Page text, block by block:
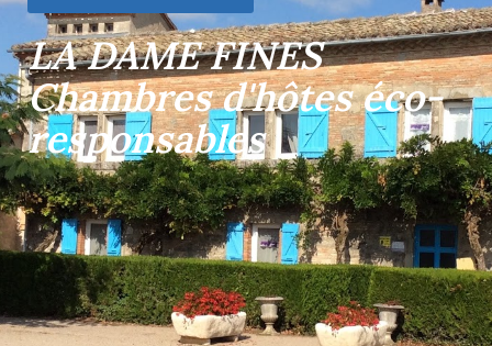
LA DAME FINES
Chambres d'hôtes éco-
responsables